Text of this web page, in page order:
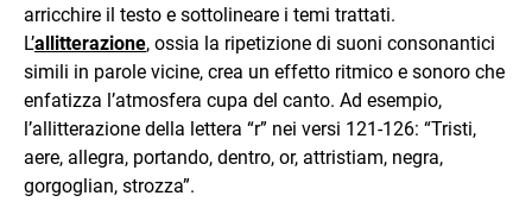
arricchire il testo e sottolineare i temi trattati.
L’allitterazione, ossia la ripetizione di suoni consonantici
simili in parole vicine, crea un effetto ritmico e sonoro che
enfatizza l’atmosfera cupa del canto. Ad esempio,
l’allitterazione della lettera “r” nei versi 121-126: “Tristi,
aere, allegra, portando, dentro, or, attristiam, negra,
gorgoglian, strozza”.​